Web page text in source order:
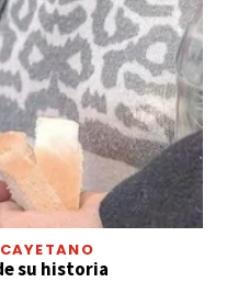
su historia